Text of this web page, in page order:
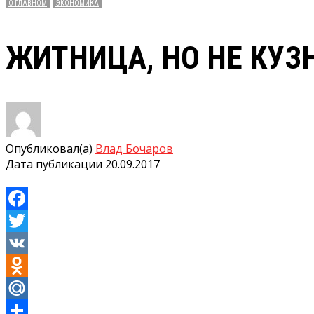
О ГЛАВНОМ ЭКОНОМИКА
ЖИТНИЦА, НО НЕ
Опубликовал(а) Влад Бочаров
Дата публикации 20.09.2017
Facebook
Twitter
VK
Odnoklassniki
Mail.Ru